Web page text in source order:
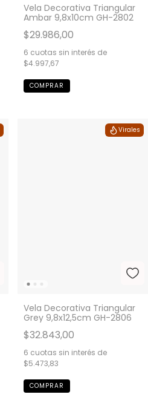
Vela Decorativa Triangular
Ambar 9,8x10cm GH-2802
$29.986,00
6 cuotas sin interés de
$4.997,67
Virales
Vela Decorativa Triangular
Grey 9,8x12,5cm GH-2806
$32.843,00
6 cuotas sin interés de
$5.473,83